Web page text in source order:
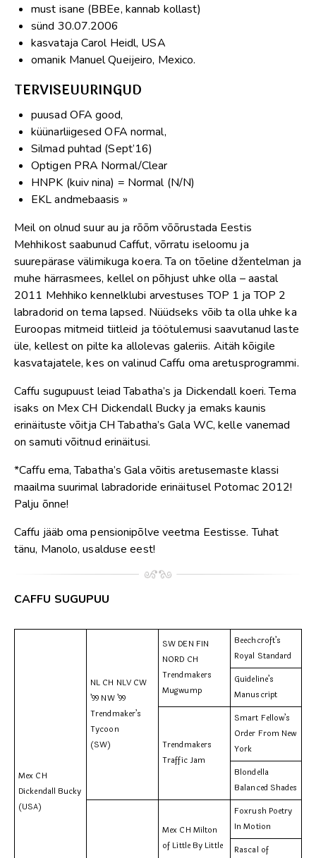
must isane (BBEe, kannab kollast)
sünd 30.07.2006
kasvataja Carol Heidl, USA
omanik Manuel Queijeiro, Mexico.
TERVISEUURINGUD
puusad OFA good,
küünarliigesed OFA normal,
Silmad puhtad (Sept’16)
Optigen PRA Normal/Clear
HNPK (kuiv nina) = Normal (N/N)
EKL andmebaasis »
Meil on olnud suur au ja rõõm võõrustada Eestis
Mehhikost saabunud Caffut, võrratu iseloomu ja
suurepärase välimikuga koera. Ta on tõeline džentelman ja
muhe härrasmees, kellel on põhjust uhke olla – aastal
2011 Mehhiko kennelklubi arvestuses TOP 1 ja TOP 2
labradorid on tema lapsed. Nüüdseks võib ta olla uhke ka
Euroopas mitmeid tiitleid ja töötulemusi saavutanud laste
üle, kellest on pilte ka allolevas galeriis. Aitäh kõigile
kasvatajatele, kes on valinud Caffu oma aretusprogrammi.
Caffu sugupuust leiad Tabatha’s ja Dickendall koeri. Tema
isaks on Mex CH Dickendall Bucky ja emaks kaunis
erinäituste võitja CH Tabatha’s Gala WC, kelle vanemad
on samuti võitnud erinäitusi.
*Caffu ema, Tabatha’s Gala võitis aretusemaste klassi
maailma suurimal labradoride erinäitusel Potomac 2012!
Palju õnne!
Caffu jääb oma pensionipõlve veetma Eestisse. Tuhat
tänu, Manolo, usalduse eest!
CAFFU SUGUPUU
Mex CH
Dickendall Bucky
(USA)
NL CH NLV CW
’99 NW ’99
Trendmaker’s
Tycoon
(SW)
SW DEN FIN
NORD CH
Trendmakers
Mugwump
Beechcroft’s
Royal Standard
Guideline’s
Manuscript
Trendmakers
Traffic Jam
Smart Fellow’s
Order From New
York
Blondella
Balanced Shades
Mex CH Milton
of Little By Little
Foxrush Poetry
In Motion
Rascal of